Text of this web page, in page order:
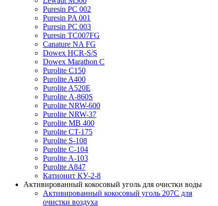
Puresin PC 002
Puresin PA 001
Puresin PC 003
Puresin TC007FG
Canature NA FG
Dowex HCR-S/S
Dowex Marathon C
Purolite C150
Purolite A400
Purolite A520E
Purolite А-860S
Purolite NRW-600
Purolite NRW-37
Purolite MB 400
Purolite CT-175
Purolite S-108
Purolite C-104
Purolite A-103
Purolite A847
Катионит КУ-2-8
Активированный кокосовый уголь для очистки воды
Активированный кокосовый уголь 207C для
очистки воздуха